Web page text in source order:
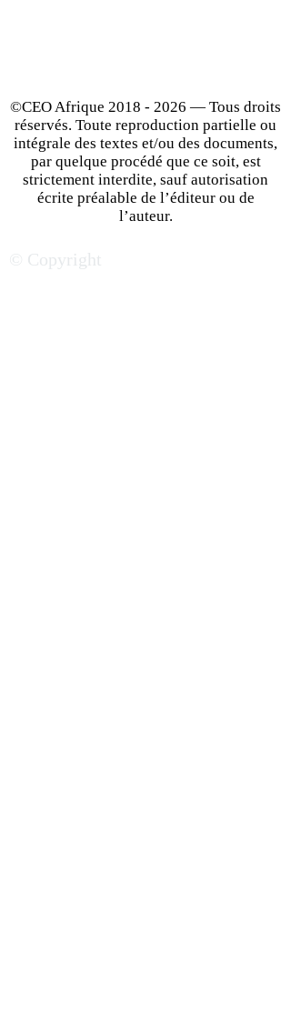
©CEO Afrique 2018 - 2026 — Tous droits
réservés. Toute reproduction partielle ou
intégrale des textes et/ou des documents,
par quelque procédé que ce soit, est
strictement interdite, sauf autorisation
écrite préalable de l’éditeur ou de
l’auteur.
© Copyright